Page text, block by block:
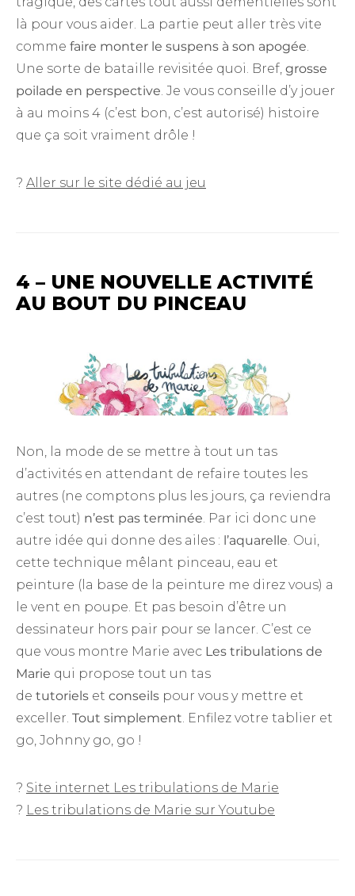
là pour vous aider. La partie peut aller très vite
comme faire monter le suspens à son apogée.
Une sorte de bataille revisitée quoi. Bref, grosse
poilade en perspective. Je vous conseille d’y jouer
à au moins 4 (c’est bon, c’est autorisé) histoire
que ça soit vraiment drôle !
? Aller sur le site dédié au jeu
4 – UNE NOUVELLE ACTIVITÉ
AU BOUT DU PINCEAU
Non, la mode de se mettre à tout un tas
d’activités en attendant de refaire toutes les
autres (ne comptons plus les jours, ça reviendra
c’est tout) n’est pas terminée . Par ici donc une
autre idée qui donne des ailes : l’aquarelle . Oui,
cette technique mêlant pinceau, eau et
peinture (la base de la peinture me direz vous) a
le vent en poupe. Et pas besoin d’être un
dessinateur hors pair pour se lancer. C’est ce
que vous montre Marie avec Les tribulations de
Marie qui propose tout un tas
de tutoriels et conseils pour vous y mettre et
exceller. Tout simplement . Enfilez votre tablier et
go, Johnny go, go !
? Site internet Les tribulations de Marie
? Les tribulations de Marie sur Youtube